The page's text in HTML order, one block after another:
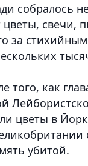
собралось
свечи,
за
того, как
цветы в
убитой.